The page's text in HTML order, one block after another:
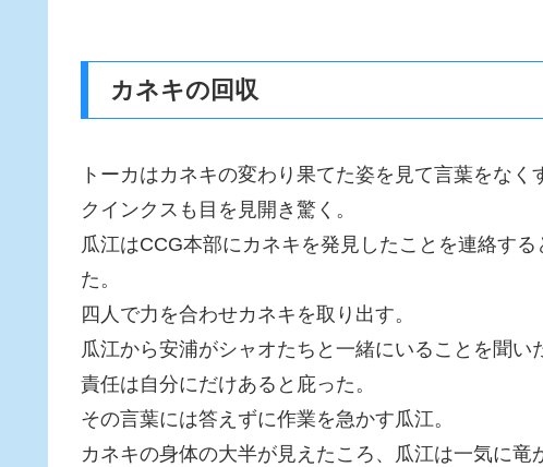
カネキの回収
トーカはカネキの変わり果てた姿を見て言葉をなく
クインクスも目を見開き驚く。
瓜江はCCG本部にカネキを発見したことを連絡す
た。
四人で力を合わせカネキを取り出す。
瓜江から安浦がシャオたちと一緒にいることを聞
責任は自分にだけあると庇った。
その言葉には答えずに作業を急かす瓜江。
カネキの身体の大半が見えたころ、瓜江は一気に